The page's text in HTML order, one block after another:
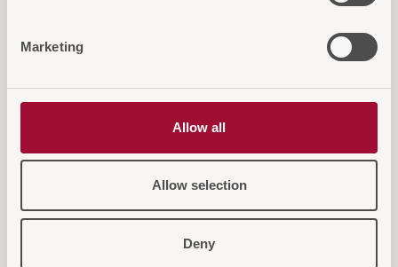
Marketing
Allow all
Allow selection
Deny
NEU